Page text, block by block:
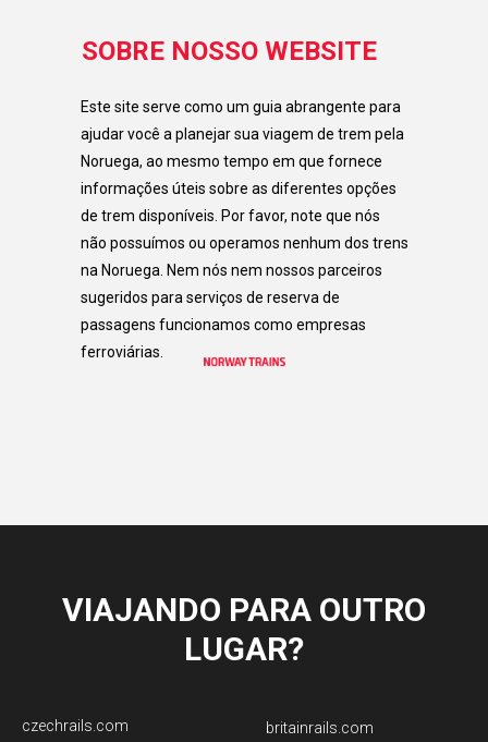
SOBRE NOSSO WEBSITE
Este site serve como um guia abrangente para
ajudar você a planejar sua viagem de trem pela
Noruega, ao mesmo tempo em que fornece
informações úteis sobre as diferentes opções
de trem disponíveis. Por favor, note que nós
não possuímos ou operamos nenhum dos trens
na Noruega. Nem nós nem nossos parceiros
sugeridos para serviços de reserva de
passagens funcionamos como empresas
ferroviárias.
VIAJANDO PARA OUTRO
LUGAR?
czechrails.com
britainrails.com